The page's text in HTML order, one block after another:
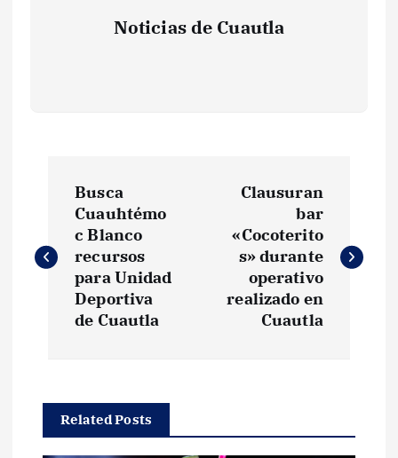
Noticias de Cuautla
v
a
c
Busca
Cuauhtémo
c Blanco
recursos
para Unidad
Deportiva
de Cuautla
Clausuran
bar
«Cocoterito
s» durante
operativo
realizado en
Cuautla
Related Posts